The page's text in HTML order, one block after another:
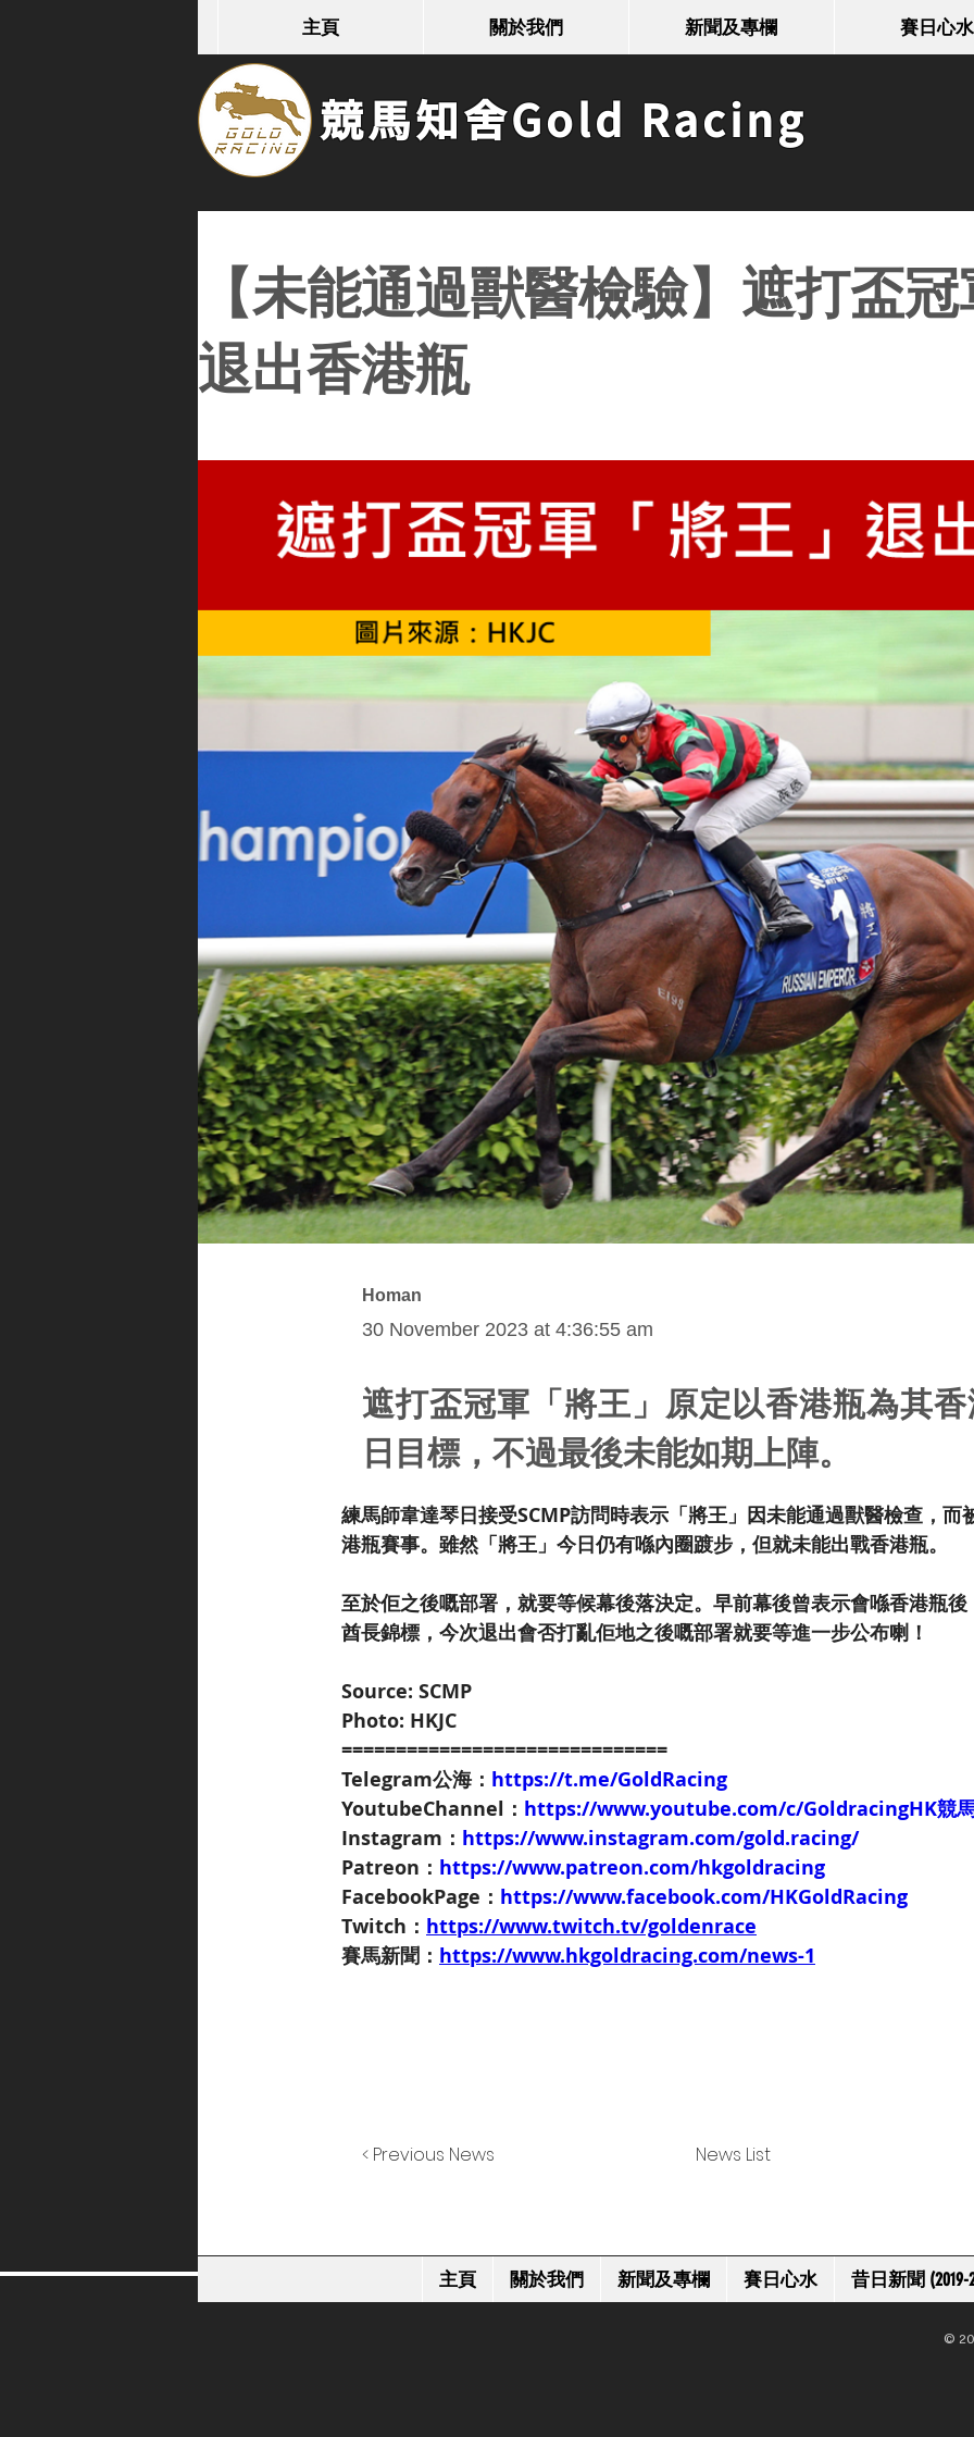
主頁 關於我們 新聞及專欄 賽日心水
競馬知舍Gold Racing
【未能通過獸醫檢驗】遮打盃
退出香港瓶
Homan
30 November 2023 at 4:36:55 am
遮打盃冠軍「將王」原定以香港瓶為其
日目標，不過最後未能如期上陣。
練馬師韋達琴日接受SCMP訪問時表示「將王」因未能通過獸醫檢查，而
港瓶賽事。雖然「將王」今日仍有喺內圈踱步，但就未能出戰香港瓶。
至於佢之後嘅部署，就要等候幕後落決定。早前幕後曾表示會喺香港瓶
酋長錦標，今次退出會否打亂佢地之後嘅部署就要等進一步公布喇！
Source: SCMP
Photo: HKJC
==============================
Telegram公海： https://t.me/GoldRacing
YoutubeChannel： https://www.youtube.com/c/GoldracingHK競
Instagram： https://www.instagram.com/gold.racing/
Patreon： https://www.patreon.com/hkgoldracing
FacebookPage： https://www.facebook.com/HKGoldRacing
Twitch： https://www.twitch.tv/goldenrace
賽馬新聞： https://www.hkgoldracing.com/news-1
< Previous News News List
主頁 關於我們 新聞及專欄 賽日心水 昔日新聞 (2019-
©